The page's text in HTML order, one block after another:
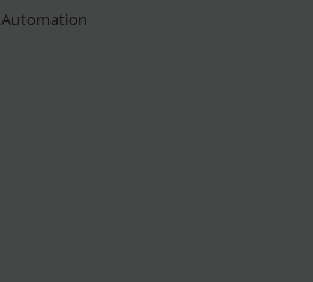
Automation